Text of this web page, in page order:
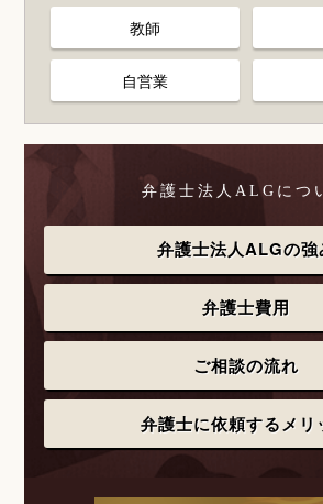
教師
自営業
弁護士法人ALGにつ
弁護士法人ALGの強
弁護士費用
ご相談の流れ
弁護士に依頼するメリ